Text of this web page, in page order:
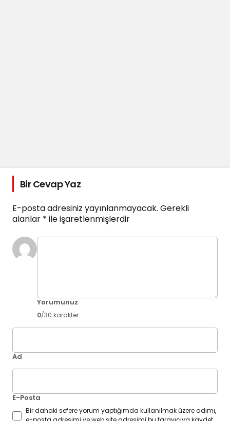
Bir Cevap Yaz
E-posta adresiniz yayınlanmayacak. Gerekli
alanlar * ile işaretlenmişlerdir
Yorumunuz
0/30 karakter
Ad
E-Posta
Bir dahaki sefere yorum yaptığımda kullanılmak üzere adımı,